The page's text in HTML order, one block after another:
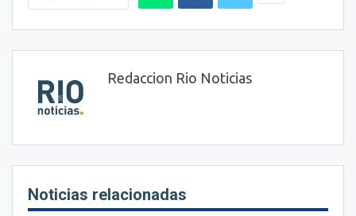
Redaccion Rio Noticias
Noticias relacionadas